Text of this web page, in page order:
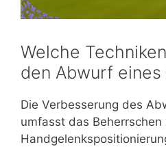
Welche
den Abwurf eines
Die Verbesserung des
umfasst das